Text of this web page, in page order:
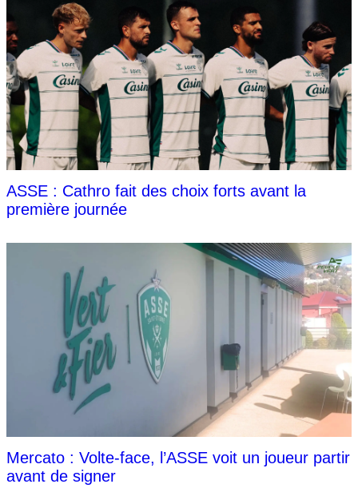
ASSE : Cathro fait des choix forts avant la
première journée
Mercato : Volte-face, l’ASSE voit un joueur partir
avant de signer